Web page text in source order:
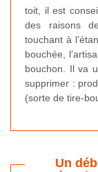
toit, il est
des raisons
touchant à
bouchée,
bouchon. Il va
supprimer :
(sorte de tire-
Un